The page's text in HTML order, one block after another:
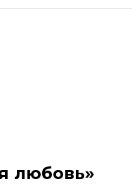
любовь»